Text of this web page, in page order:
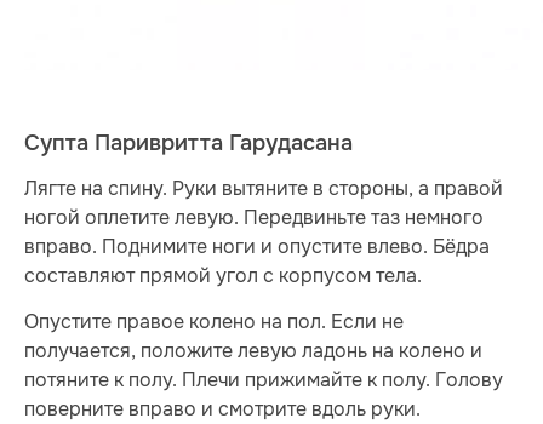
Супта Паривритта Гарудасана
Лягте на спину. Руки вытяните в стороны, а правой
ногой оплетите левую. Передвиньте таз немного
вправо. Поднимите ноги и опустите влево. Бёдра
составляют прямой угол с корпусом тела.
Опустите правое колено на пол. Если не
получается, положите левую ладонь на колено и
потяните к полу. Плечи прижимайте к полу. Голову
поверните вправо и смотрите вдоль руки.